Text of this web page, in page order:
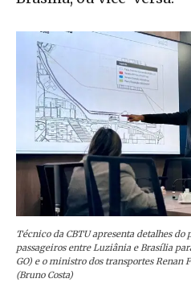
Técnico da CBTU apresenta detalhes
passageiros entre Luziânia e Brasília
GO) e o ministro dos transportes Renan
(Bruno Costa)